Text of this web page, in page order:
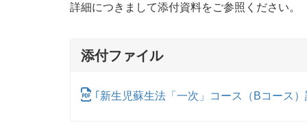
詳細につきまして添付資料をご参照ください。
添付ファイル
｢新生児蘇生法「一次」コース（Bコース